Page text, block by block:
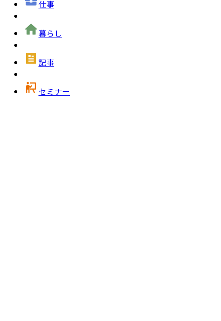
仕事
暮らし
記事
セミナー